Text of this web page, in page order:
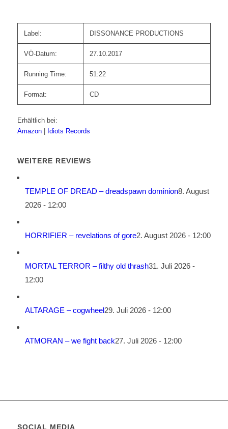
Label: DISSONANCE PRODUCTIONS
VÖ-Datum: 27.10.2017
Running Time: 51:22
Format: CD
Erhältlich bei:
Amazon
Idiots Records
WEITERE REVIEWS
TEMPLE OF DREAD – dreadspawn dominion8. August
2026 - 12:00
HORRIFIER – revelations of gore2. August 2026 - 12:00
MORTAL TERROR – filthy old thrash31. Juli 2026 -
12:00
ALTARAGE – cogwheel29. Juli 2026 - 12:00
ATMORAN – we fight back27. Juli 2026 - 12:00
SOCIAL MEDIA